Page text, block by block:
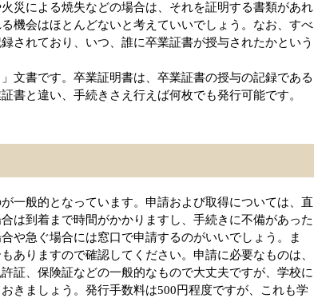
災による焼失などの場合は、それを証明する書類があれ
機会はほとんどないと考えていいでしょう。なお、すべ
されており、いつ、誰に卒業証書が授与されたかという
文書です。卒業証明書は、卒業証書の授与の記録である
書と違い、手続きさえ行えば何枚でも発行可能です。
一般的となっています。申請および取得については、直
は到着まで時間がかかりますし、手続きに不備があった
や急ぐ場合には窓口で申請するのがいいでしょう。ま
ありますので確認してください。申請に必要なものは、
証、保険証などの一般的なもので大丈夫ですが、学校に
きましょう。発行手数料は500円程度ですが、これも学